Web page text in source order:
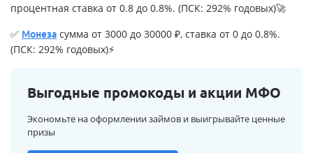
процентная ставка от 0.8 до 0.8%. (ПСК: 292% годовых)🚀
✅ Монеза сумма от 3000 до 30000 ₽, ставка от 0 до 0.8%.
(ПСК: 292% годовых)⚡
Выгодные промокоды и акции МФО
Экономьте на оформлении займов и выигрывайте ценные
призы